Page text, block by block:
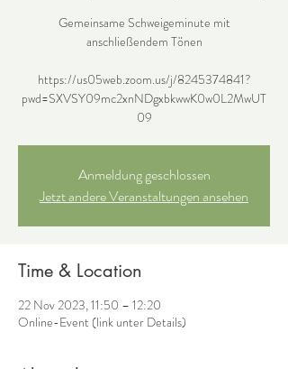
Gemeinsame Schweigeminute mit
anschließendem Tönen
https://us05web.zoom.us/j/8245374841?
pwd=SXVSY09mc2xnNDgxbkwwK0w0L2MwUT
09
Anmeldung geschlossen
Jetzt andere Veranstaltungen ansehen
Time & Location
22 Nov 2023, 11:50 – 12:20
Online-Event (link unter Details)